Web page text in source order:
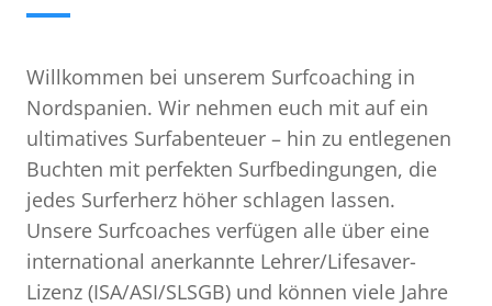
Willkommen bei unserem Surfcoaching in
Nordspanien. Wir nehmen euch mit auf ein
ultimatives Surfabenteuer – hin zu entlegenen
Buchten mit perfekten Surfbedingungen, die
jedes Surferherz höher schlagen lassen.
Unsere Surfcoaches verfügen alle über eine
international anerkannte Lehrer/Lifesaver-
Lizenz (ISA/ASI/SLSGB) und können viele Jahre